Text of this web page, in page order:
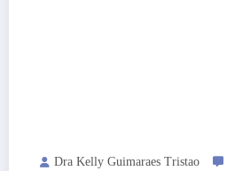
Dra Kelly Guimaraes Tristao